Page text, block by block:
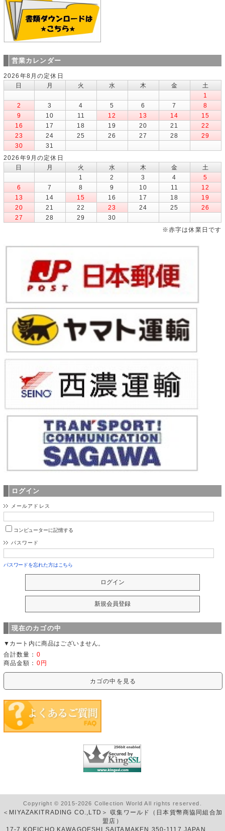
営業カレンダー
2026年8月の定休日
日
月 火 水 木 金
土
1
2
3 4 5 6 7
8
9
10 11 12 13 14
15
16
17 18 19 20 21
22
23
24 25 26 27 28
29
30
31
2026年9月の定休日
日
月 火 水 木 金
土
1
2 3 4
5
6
7 8 9 10 11
12
13
14 15 16 17 18
19
20
21 22 23 24 25
26
27
28 29
30
※赤字は休業日です
ログイン
メールアドレス
コンピューターに記憶する
パスワード
パスワードを忘れた方はこちら
現在のカゴの中
▼カート内に商品はございません。
合計数量： 0
商品金額： 0円
カゴの中を見る
Copyright © 2015-2026 Collection World All rights reserved.
＜MIYAZAKITRADING CO.,LTD＞ 収集ワールド（日本貨幣商協同組合加
盟店）
17-7 KOEICHO KAWAGOESHI SAITAMAKEN 350-1117 JAPAN